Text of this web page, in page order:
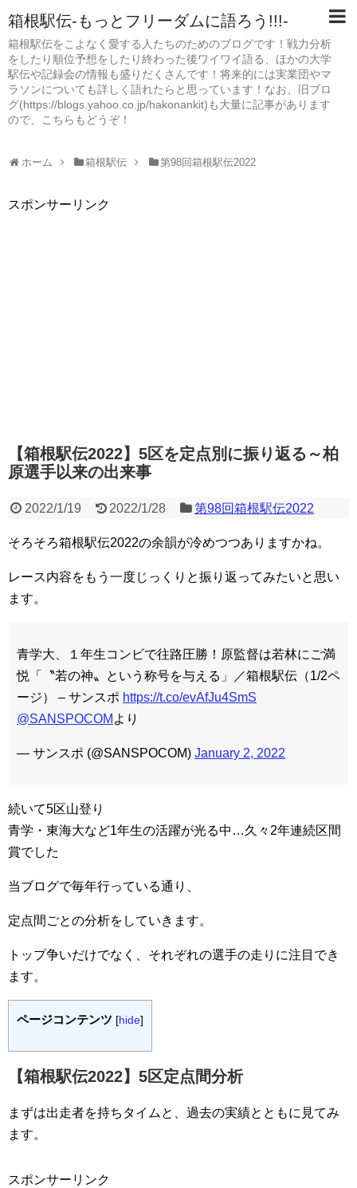
箱根駅伝-もっとフリーダムに語ろう!!!-
箱根駅伝をこよなく愛する人たちのためのブログです！戦力分析
をしたり順位予想をしたり終わった後ワイワイ語る、ほかの大学
駅伝や記録会の情報も盛りだくさんです！将来的には実業団やマ
ラソンについても詳しく語れたらと思っています！なお、旧ブロ
グ(https://blogs.yahoo.co.jp/hakonankit)も大量に記事があります
ので、こちらもどうぞ！
ホーム 箱根駅伝 第98回箱根駅伝2022
スポンサーリンク
【箱根駅伝2022】5区を定点別に振り返る～柏
原選手以来の出来事
2022/1/19 2022/1/28 第98回箱根駅伝2022
そろそろ箱根駅伝2022の余韻が冷めつつありますかね。
レース内容をもう一度じっくりと振り返ってみたいと思い
ます。
青学大、１年生コンビで往路圧勝！原監督は若林にご満
悦「〝若の神〟という称号を与える」／箱根駅伝（1/2ペ
ージ） – サンスポ https://t.co/evAfJu4SmS
@SANSPOCOM より
— サンスポ (@SANSPOCOM) January 2, 2022
続いて5区山登り
青学・東海大など1年生の活躍が光る中…久々2年連続区間
賞でした
当ブログで毎年行っている通り、
定点間ごとの分析をしていきます。
トップ争いだけでなく、それぞれの選手の走りに注目でき
ます。
ページコンテンツ [hide]
【箱根駅伝2022】5区定点間分析
まずは出走者を持ちタイムと、過去の実績とともに見てみ
ます。
スポンサーリンク